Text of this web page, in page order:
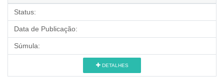
Status:
Data de Publicação:
Súmula:
DETALHES